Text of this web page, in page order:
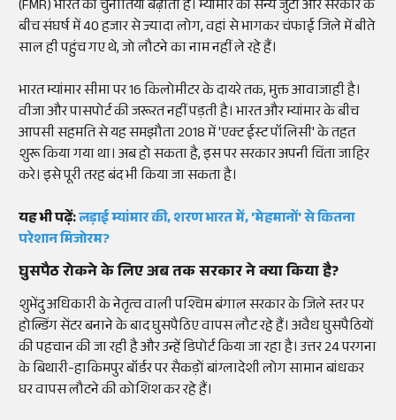
(FMR) भारत की चुनौतियां बढ़ाता है। म्यांमार की सैन्य जुंटा और सरकार के
बीच संघर्ष में 40 हजार से ज्यादा लोग, वहां से भागकर चंफाई जिले में बीते
साल ही पहुंच गए थे, जो लौटने का नाम नहीं ले रहे हैं।
भारत म्यांमार सीमा पर 16 किलोमीटर के दायरे तक, मुक्त आवाजाही है।
वीजा और पासपोर्ट की जरूरत नहीं पड़ती है। भारत और म्यांमार के बीच
आपसी सहमति से यह समझौता 2018 में 'एक्ट ईस्ट पॉलिसी' के तहत
शुरू किया गया था। अब हो सकता है, इस पर सरकार अपनी चिंता जाहिर
करे। इसे पूरी तरह बंद भी किया जा सकता है।
यह भी पढ़ें:लड़ाई म्यांमार की, शरण भारत में, 'मेहमानों' से कितना
परेशान मिजोरम?
घुसपैठ रोकने के लिए अब तक सरकार ने क्या किया है?
शुभेंदु अधिकारी के नेतृत्व वाली पश्चिम बंगाल सरकार के जिले स्तर पर
होल्डिंग सेंटर बनाने के बाद घुसपैठिए वापस लौट रहे हैं। अवैध घुसपैठियों
की पहचान की जा रही है और उन्हें डिपोर्ट किया जा रहा है। उत्तर 24 परगना
के बिथारी-हाकिमपुर बॉर्डर पर सैकड़ों बांग्लादेशी लोग सामान बांधकर
घर वापस लौटने की कोशिश कर रहे हैं।